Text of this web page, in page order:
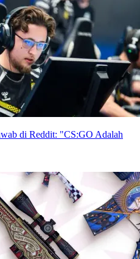
di Reddit: "CS:GO Adalah